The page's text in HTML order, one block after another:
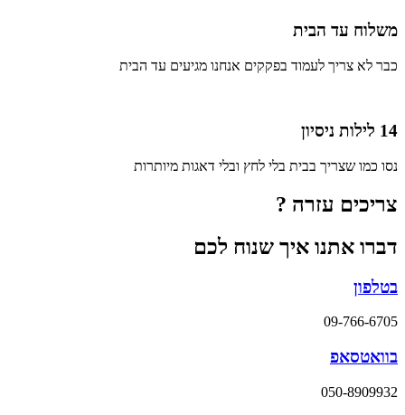
משלוח עד הבית
כבר לא צריך לעמוד בפקקים אנחנו מגיעים עד הבית
14 לילות ניסיון
נסו כמו שצריך בבית בלי לחץ ובלי דאגות מיותרות
צריכים עזרה ?
דברו אתנו איך שנוח לכם
בטלפון
09-766-6705
בוואטסאפ
050-8909932